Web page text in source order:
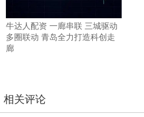
牛达人配资 一廊串联 三城驱动
多圈联动 青岛全力打造科创走
廊
相关评论